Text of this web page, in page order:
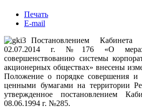
Печать
E-mail
Постановлением
02.07.2014 г. №176 «О
совершенствованию системы
акционерных обществах» внесены
Положение о порядке совершения и
ценными бумагами на территории
утвержденное постановлением
08.06.1994 г. №285.